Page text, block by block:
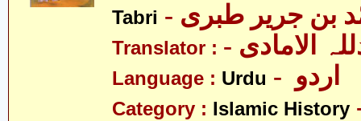
Tabri
بن جریر طبری
Translator : الامادی
Language : Urdu
Category : Islamic History